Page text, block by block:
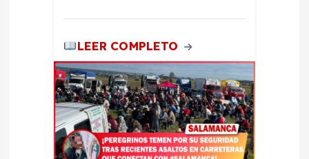
LEER COMPLETO